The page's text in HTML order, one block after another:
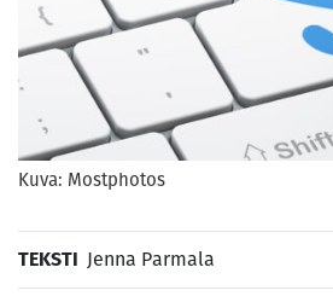
Kuva: Mostphotos
TEKSTI Jenna Parmala